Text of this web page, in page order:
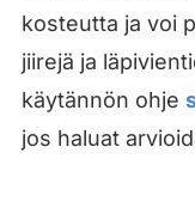
kosteutta ja voi
jiirejä ja
käytännön ohje
jos haluat